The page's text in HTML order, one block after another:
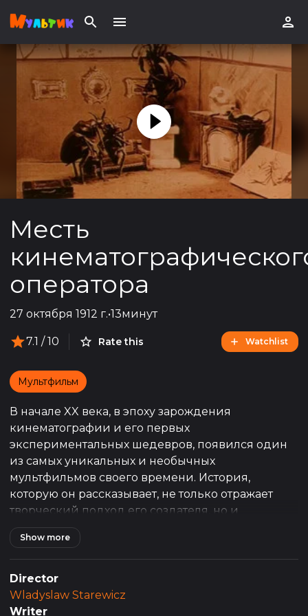
Месть
оператора
27 октября 1912 г.•13минут
7.1 / 10 Rate this Watchlist
Мультфильм
В начале XX века, в эпоху зарождения
кинематографии и его первых
экспериментальных шедевров, появился один
из самых уникальных и необычных
мультфильмов своего времени. История,
которую он рассказывает, не только отражает
творческий подход его создателя, но и
затрагивает темы измены, ревности и мести,
обёрнутые в необычную форму анимации. Этот
рассказ начинается с обычного, на первый
взгляд, вечера в кабаре под названием "Весёлая
стрекоза", где веселье, танцы и музыка служат
фоном для гораздо более сложных и тёмных
Show more
Director
Wladyslaw Starewicz
Writer